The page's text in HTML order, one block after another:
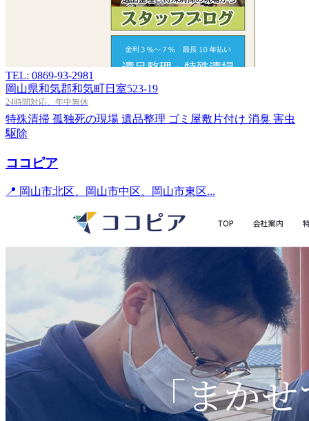
TEL: 0869-93-2981
岡山県和気郡和気町日室523-19
24時間対応、年中無休
特殊清掃 孤独死の現場 遺品整理 ゴミ屋敷片付け 消臭 害虫
駆除
ココピア
📍 岡山市北区、岡山市中区、岡山市東区...